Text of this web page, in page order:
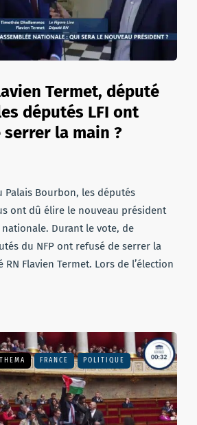
Termet, député
députés LFI ont
serrer la main ?
Palais Bourbon, les députés
ont dû élire le nouveau président
nationale. Durant le vote, de
du NFP ont refusé de serrer la
Flavien Termet. Lors de l’élection
FRANCE POLITIQUE